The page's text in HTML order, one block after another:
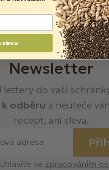
Newsletter
do vaší
k odběru a neuteče
recept, ani sleva.
se zpracováním
slevu